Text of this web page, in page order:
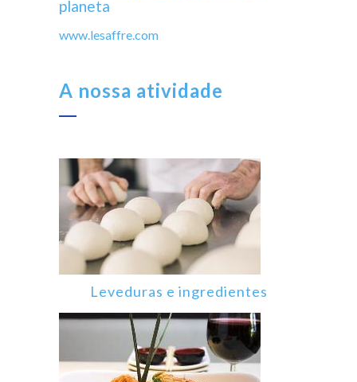
planeta
www.lesaffre.com
A nossa atividade
Leveduras e ingredientes